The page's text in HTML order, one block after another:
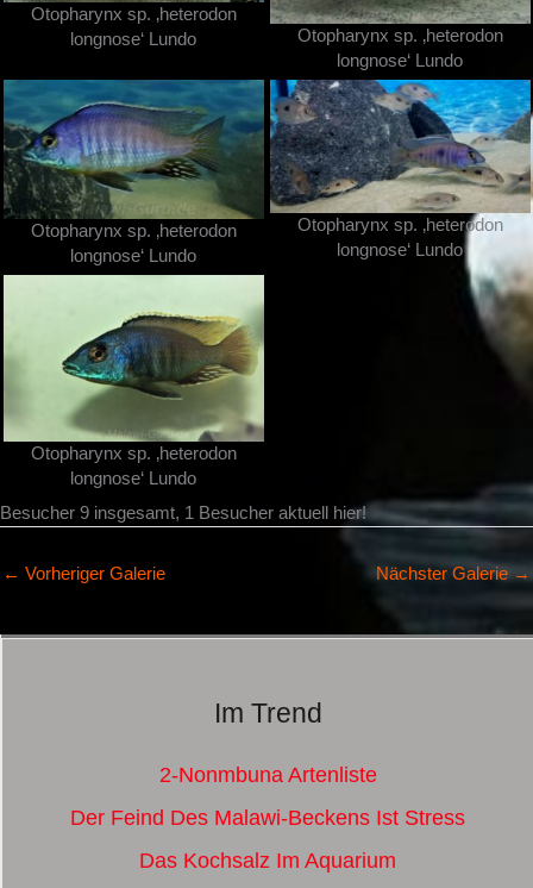
Otopharynx sp. ‚heterodon
longnose‘ Lundo
Otopharynx sp. ‚heterodon
longnose‘ Lundo
Otopharynx sp. ‚heterodon
longnose‘ Lundo
Otopharynx sp. ‚heterodon
longnose‘ Lundo
Otopharynx sp. ‚heterodon
longnose‘ Lundo
Besucher 9 insgesamt, 1 Besucher aktuell hier!
← Vorheriger Galerie Nächster Galerie →
Im Trend
2-Nonmbuna Artenliste
Der Feind Des Malawi-Beckens Ist Stress
Das Kochsalz Im Aquarium